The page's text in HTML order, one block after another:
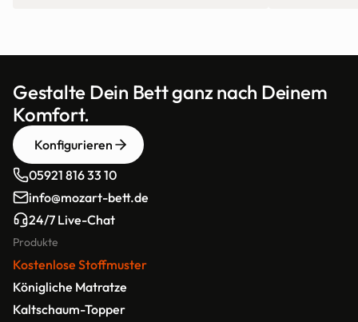
Gestalte Dein Bett ganz nach Deinem
Komfort.
Konfigurieren
05921 816 33 10
info@mozart-bett.de
24/7 Live-Chat
Produkte
Kostenlose Stoffmuster
Königliche Matratze
Kaltschaum-Topper